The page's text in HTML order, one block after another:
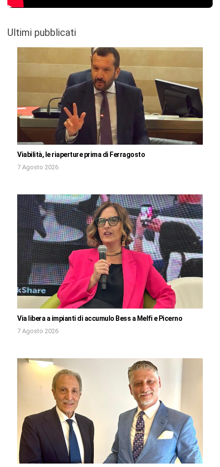
Ultimi pubblicati
Viabilità, le riaperture prima di Ferragosto
7 Agosto 2026
Via libera a impianti di accumulo Bess a Melfi e Picerno
7 Agosto 2026